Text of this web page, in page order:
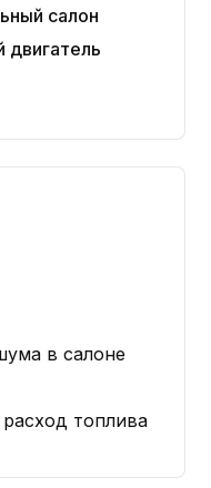
салон
в салоне
топлива